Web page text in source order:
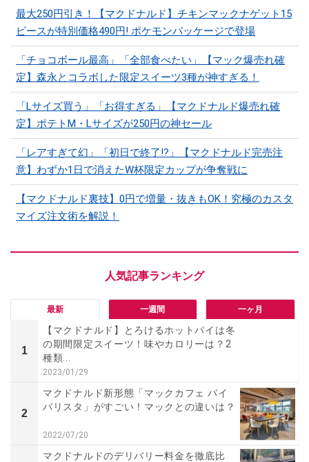
最大250円引き！【マクドナルド】チキンマックナゲット15
ピースが特別価格490円! ポケモンパッケージで登場
「チョコボール最高」「全部食べたい」【マック爆売れ確
定】森永とコラボした限定スイーツ3種が神すぎる！
「Lサイズ買う」「お得すぎる」【マクドナルド爆売れ確
定】ポテトM・Lサイズが250円の神セール
「レアすぎて幻」「初日で終了!?」【マクドナルド完売注
意】わずか1日で消えたW杯限定カップが争奪戦に
【マクドナルド裏技】0円で増量・抜きもOK！究極のカスタ
マイズ注文術を解説！
最新 一週間 一ヶ月
1
【マクドナルド】とろけるホットパイは冬
の期間限定スイーツ！味やカロリーは？2
種類...
2023/01/29
2
マクドナルド新形態「マックカフェ バイ
バリスタ」がすごい！マックとの違いは？
2022/07/20
マクドナルドのデリバリー料金を徹底比